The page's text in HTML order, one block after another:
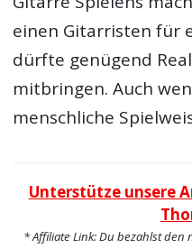
einen Gitarristen für
dürfte genügend
mitbringen. Auch
menschliche
Unterstütze unsere
* Affiliate Link: Du bezahlst